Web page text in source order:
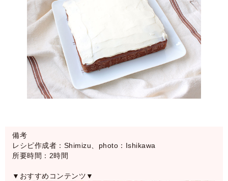
備考
レシピ作成者：Shimizu、photo：Ishikawa
所要時間：2時間
▼おすすめコンテンツ▼